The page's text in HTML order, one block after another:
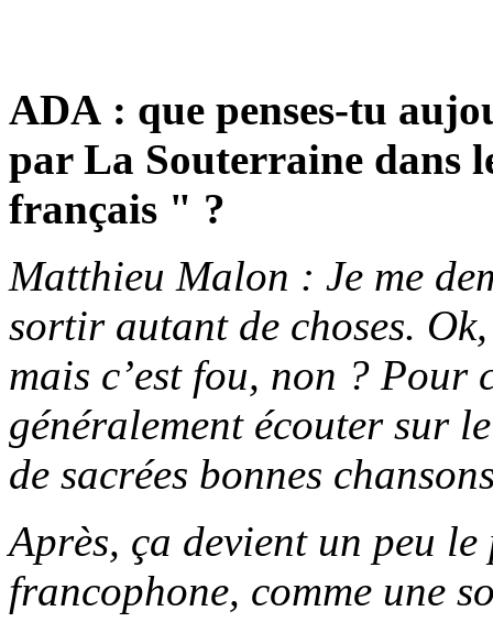
ADA : que penses-tu
par La Souterraine dans
français " ?
Matthieu Malon : Je me
sortir autant de choses.
mais c’est fou, non ? Pour
généralement écouter sur
de sacrées bonnes
Après, ça devient un peu
francophone, comme une